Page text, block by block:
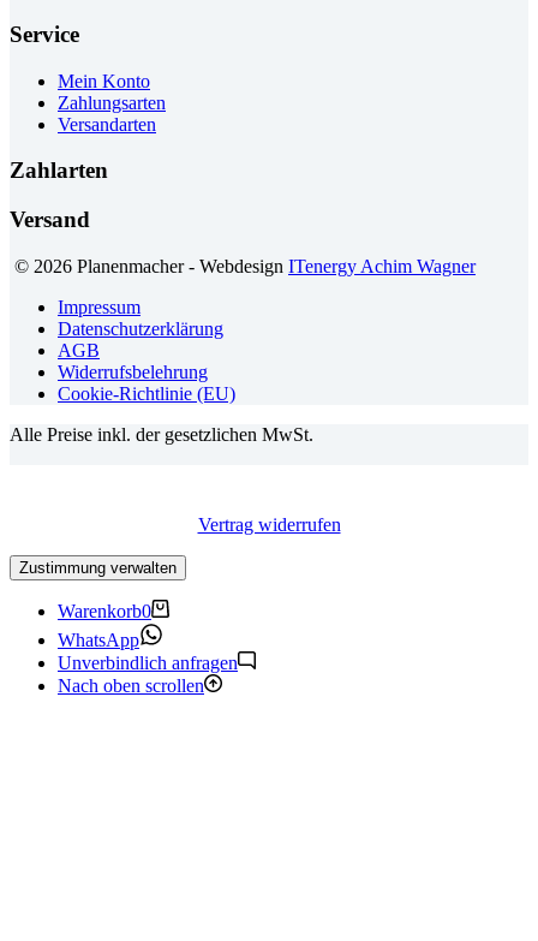
Service
Mein Konto
Zahlungsarten
Versandarten
Zahlarten
Versand
© 2026 Planenmacher - Webdesign ITenergy Achim Wagner
Impressum
Datenschutzerklärung
AGB
Widerrufsbelehrung
Cookie-Richtlinie (EU)
Alle Preise inkl. der gesetzlichen MwSt.
Vertrag widerrufen
Zustimmung verwalten
Warenkorb0
WhatsApp
Unverbindlich anfragen
Nach oben scrollen